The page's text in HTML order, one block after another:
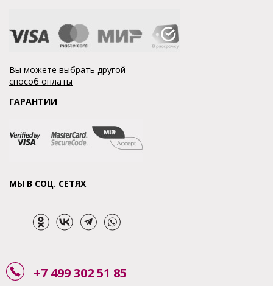
Вы можете выбрать другой
способ оплаты
ГАРАНТИИ
МЫ В СОЦ. СЕТЯХ
+7 499 302 51 85